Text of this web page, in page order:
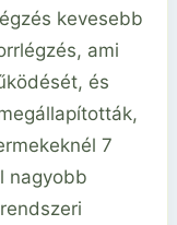
kevesebb
ami
és
7
nagyobb